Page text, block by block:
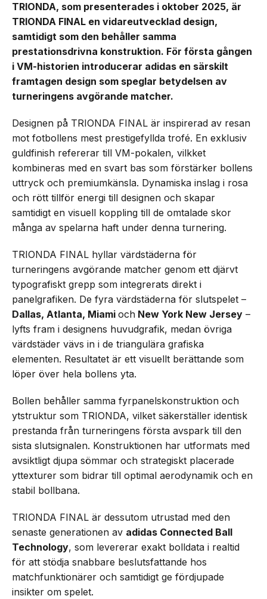
TRIONDA, som presenterades i oktober 2025, är
TRIONDA FINAL en vidareutvecklad design,
samtidigt som den behåller samma
prestationsdrivna konstruktion. För första gången
i VM-historien introducerar adidas en särskilt
framtagen design som speglar betydelsen av
turneringens avgörande matcher.
Designen på TRIONDA FINAL är inspirerad av resan
mot fotbollens mest prestigefyllda trofé. En exklusiv
guldfinish refererar till VM-pokalen, vilkket
kombineras med en svart bas som förstärker bollens
uttryck och premiumkänsla. Dynamiska inslag i rosa
och rött tillför energi till designen och skapar
samtidigt en visuell koppling till de omtalade skor
många av spelarna haft under denna turnering.
TRIONDA FINAL hyllar värdstäderna för
turneringens avgörande matcher genom ett djärvt
typografiskt grepp som integrerats direkt i
panelgrafiken. De fyra värdstäderna för slutspelet –
Dallas, Atlanta, Miami och New York New Jersey –
lyfts fram i designens huvudgrafik, medan övriga
värdstäder vävs in i de triangulära grafiska
elementen. Resultatet är ett visuellt berättande som
löper över hela bollens yta.
Bollen behåller samma fyrpanelskonstruktion och
ytstruktur som TRIONDA, vilket säkerställer identisk
prestanda från turneringens första avspark till den
sista slutsignalen. Konstruktionen har utformats med
avsiktligt djupa sömmar och strategiskt placerade
yttexturer som bidrar till optimal aerodynamik och en
stabil bollbana.
TRIONDA FINAL är dessutom utrustad med den
senaste generationen av adidas Connected Ball
Technology, som levererar exakt bolldata i realtid
för att stödja snabbare beslutsfattande hos
matchfunktionärer och samtidigt ge fördjupade
insikter om spelet.